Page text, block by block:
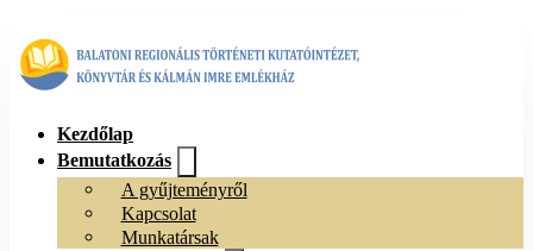
Kezdőlap
Bemutatkozás
A gyűjteményről
Kapcsolat
Munkatársak